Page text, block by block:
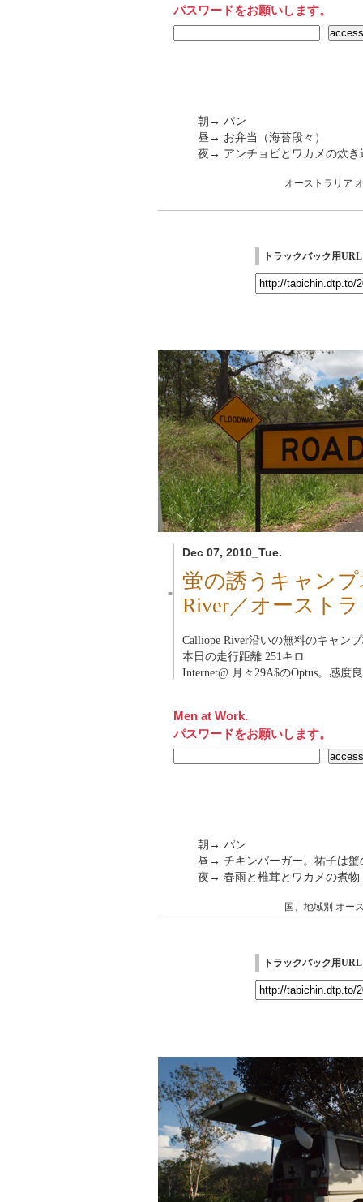
パスワードをお願いします。
朝→ パン
昼→ お弁当（海苔段々）
夜→ アンチョビとワカメの炊き
オーストラリア
トラックバック用URL
Dec 07, 2010_Tue.
■
蛍の誘うキャン
River／オースト
Calliope River沿いの無料のキャン
本日の走行距離 251キロ
Internet@ 月々29A$のOptus。感度
Men at Work.
パスワードをお願いします。
朝→ パン
昼→ チキンバーガー。祐子は蟹
夜→ 春雨と椎茸とワカメの煮物
国、地域別 オー
トラックバック用URL